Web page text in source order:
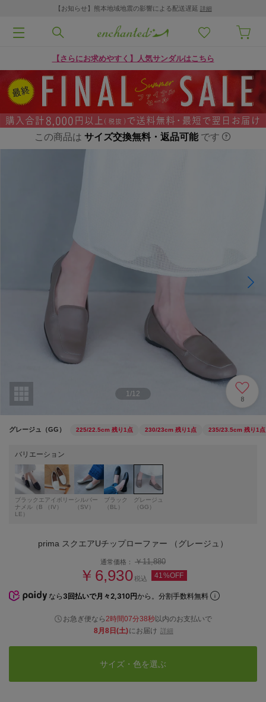
【お知らせ】熊本地域地震の影響による配送遅延 詳細
【さらにお求めやすく】人気サンダルはこちら
この商品は サイズ交換無料・返品可能 です
1 /12
8
グレージュ（GG） 225/22.5cm 残り1点 230/23cm 残り1点 235/23.5cm 残り1点
バリエーション
ブラックエ
ナメル（B
LE）
アイボリー
（IV）
シルバー
（SV）
ブラック
（BL）
グレージュ
（GG）
prima スクエアUチップローファー （グレージュ）
通常価格： ￥11,880
￥6,930税込 41%OFF
なら 3回払いで月々2,310円から。分割手数料無料
お急ぎ便なら2時間07分37秒以内のお支払いで
8月8日(土)にお届け 詳細
サイズ・色を選ぶ